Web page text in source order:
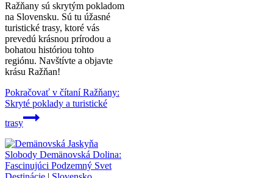
Ražňany sú skrytým pokladom
na Slovensku. Sú tu úžasné
turistické trasy, ktoré vás
prevedú krásnou prírodou a
bohatou históriou tohto
regiónu. Navštívte a objavte
krásu Ražňan!
Pokračovať v čítaníRažňany:
Skryté poklady a turistické
trasy